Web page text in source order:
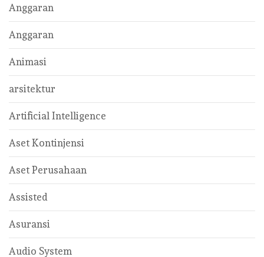
Anggaran
Anggaran
Animasi
arsitektur
Artificial Intelligence
Aset Kontinjensi
Aset Perusahaan
Assisted
Asuransi
Audio System